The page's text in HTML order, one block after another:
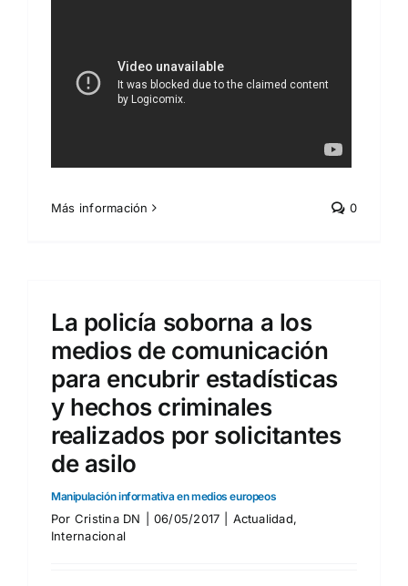
Más información 0
La policía soborna a los
medios de comunicación
para encubrir estadísticas
y hechos criminales
realizados por solicitantes
de asilo
Manipulación informativa en medios europeos
Por Cristina DN 06/05/2017 Actualidad,
Internacional